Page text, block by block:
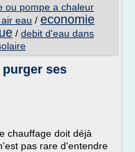
ou pompe a chaleur
eau / economie
/ debit d'eau dans
ses
chauffage doit déjà
pas rare d'entendre